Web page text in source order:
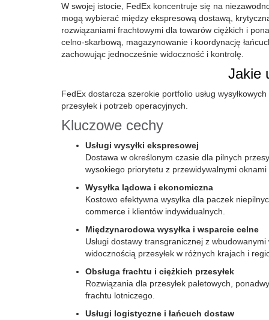
W swojej istocie, FedEx koncentruje się na
mogą wybierać między ekspresową dostawą,
rozwiązaniami frachtowymi dla towarów ciężkich i
celno-skarbową, magazynowanie i koordynację
zachowując jednocześnie widoczność i kontrolę.
Jakie
FedEx dostarcza szerokie portfolio usług
przesyłek i potrzeb operacyjnych.
Kluczowe cechy
Usługi wysyłki ekspresowej
Dostawa w określonym czasie dla pilnych
wysokiego priorytetu z przewidywalnymi oknami
Wysyłka lądowa i ekonomiczna
Kostowo efektywna wysyłka dla paczek
commerce i klientów indywidualnych.
Międzynarodowa wysyłka i wsparcie celne
Usługi dostawy transgranicznej z
widocznością przesyłek w różnych krajach i
Obsługa frachtu i ciężkich przesyłek
Rozwiązania dla przesyłek paletowych,
frachtu lotniczego.
Usługi logistyczne i łańcuch dostaw